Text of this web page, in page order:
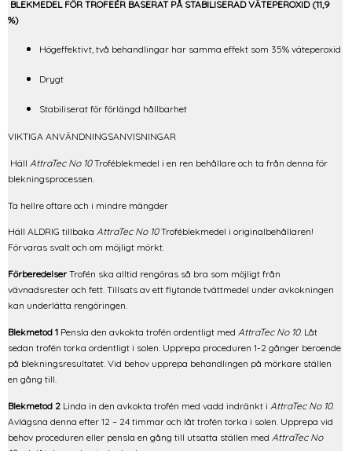
BLEKMEDEL FÖR TROFEÉR BASERAT PÅ STABILISERAD VÄTEPEROXID (11,9
%)
Högeffektivt, två behandlingar har samma effekt som 35% väteperoxid
Drygt
Stabiliserat för förlängd hållbarhet
VIKTIGA ANVÄNDNINGSANVISNINGAR
Häll AttraTec No 10Troféblekmedel i en ren behållare och ta från denna för
blekningsprocessen.
Ta hellre oftare och i mindre mängder
Häll ALDRIG tillbaka AttraTec No 10Troféblekmedel i originalbehållaren!
Förvaras svalt och om möjligt mörkt.
Förberedelser Trofén ska alltid rengöras så bra som möjligt från
vävnadsrester och fett. Tillsats av ett flytande tvättmedel under avkokningen
kan underlätta rengöringen.
Blekmetod 1 Pensla den avkokta trofén ordentligt med AttraTec No 10. Låt
sedan trofén torka ordentligt i solen. Upprepa proceduren 1-2 gånger beroende
på blekningsresultatet. Vid behov upprepa behandlingen på mörkare ställen
en gång till.
Blekmetod 2 Linda in den avkokta trofén med vadd indränkt i AttraTec No 10.
Avlägsna denna efter 12 – 24 timmar och låt trofén torka i solen. Upprepa vid
behov proceduren eller pensla en gång till utsatta ställen med AttraTec No